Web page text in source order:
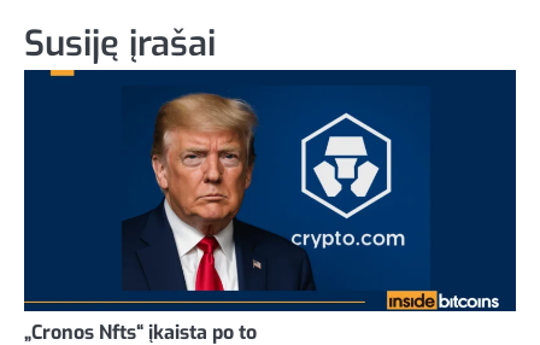
Susiję įrašai
„Cronos Nfts“ įkaista po to